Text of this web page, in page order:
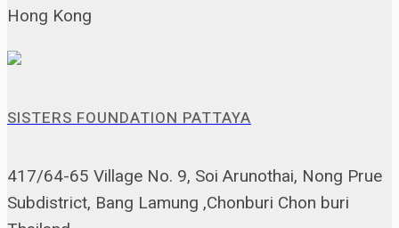
Hong Kong
SISTERS FOUNDATION PATTAYA
417/64-65 Village No. 9, Soi Arunothai, Nong Prue
Subdistrict, Bang Lamung ,Chonburi Chon buri